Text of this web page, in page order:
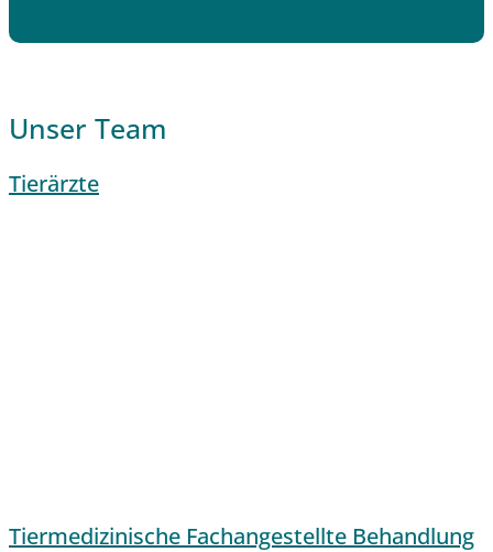
Unser Team
Tierärzte
Tiermedizinische Fachangestellte Behandlung